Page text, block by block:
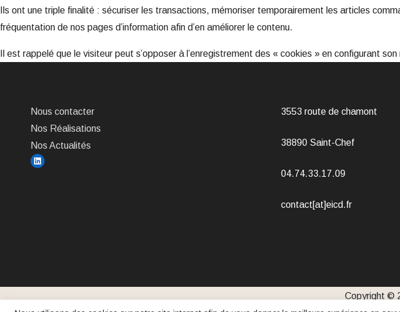
Ils ont une triple finalité : sécuriser les transactions, mémoriser temporairement les articles
fréquentation de nos pages d’information afin d’en améliorer le contenu.
Il est rappelé que le visiteur peut s’opposer à l’enregistrement des « cookies » en configurant
Nous contacter
Nos Réalisations
Nos Actualités
3553 route de chamont
38890 Saint-Chef
04.74.33.17.09
contact[at]eicd.fr
Copyright ©